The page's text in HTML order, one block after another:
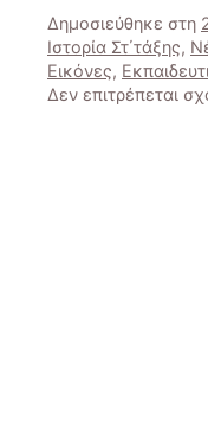
Δημοσιεύθηκε στη
Ιστορία Στ΄τάξης,
Εικόνες,
Δεν επιτρέπεται